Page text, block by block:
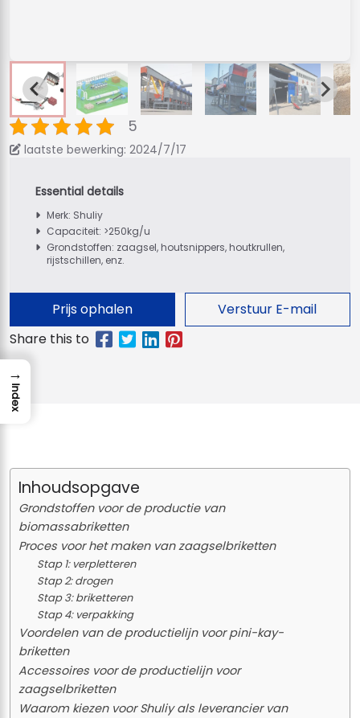
5
laatste bewerking: 2024/7/17
Merk: Shuliy
Capaciteit: >250kg/u
Grondstoffen: zaagsel, houtsnippers, houtkrullen,
rijstschillen, enz.
Prijs ophalen Verstuur E-mail
Inhoudsopgave
Grondstoffen voor de productie van
biomassabriketten
Proces voor het maken van zaagselbriketten
Stap 1: verpletteren
Stap 2: drogen
Stap 3: briketteren
Stap 4: verpakking
Voordelen van de productielijn voor pini-kay-
briketten
Accessoires voor de productielijn voor
zaagselbriketten
Waarom kiezen voor Shuliy als leverancier van
→
Index